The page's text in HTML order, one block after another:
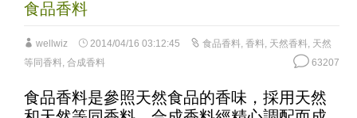
食品香料
wellwiz 2014/04/16 03:12:45 食品香料 香料 天然香料 天然
等同香料 合成香料 63207
食品香料是參照天然食品的香味，採用天然